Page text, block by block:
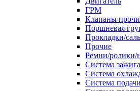
ГРМ
Клапаны
Поршневая
Прокладки/
Прочие
Ремни/ролики/
Система
Система
Система